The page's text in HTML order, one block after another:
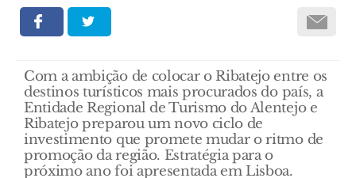
Com a ambição de colocar o Ribatejo entre os
destinos turísticos mais procurados do país, a
Entidade Regional de Turismo do Alentejo e
Ribatejo preparou um novo ciclo de
investimento que promete mudar o ritmo de
promoção da região. Estratégia para o
próximo ano foi apresentada em Lisboa.